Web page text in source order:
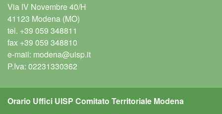
Via IV Novembre 40/H
41123 Modena (MO)
tel. +39 059 348811
fax +39 059 348810
e-mail: modena@uisp.it
P.Iva: 02231330362
Orario Uffici UISP Comitato Territoriale Modena